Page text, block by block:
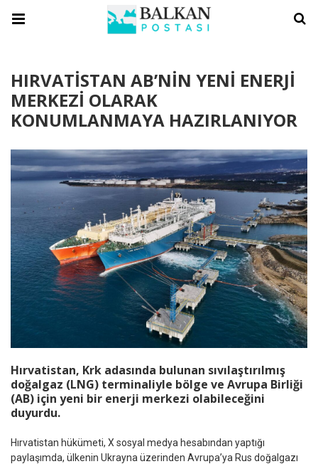
HIRVATİSTAN AB’NİN YENİ ENERJİ
MERKEZİ OLARAK
KONUMLANMAYA HAZIRLANIYOR
Hırvatistan, Krk adasında bulunan sıvılaştırılmış
doğalgaz (LNG) terminaliyle bölge ve Avrupa Birliği
(AB) için yeni bir enerji merkezi olabileceğini
duyurdu.
Hırvatistan hükümeti, X sosyal medya hesabından yaptığı
paylaşımda, ülkenin Ukrayna üzerinden Avrupa’ya Rus doğalgazı